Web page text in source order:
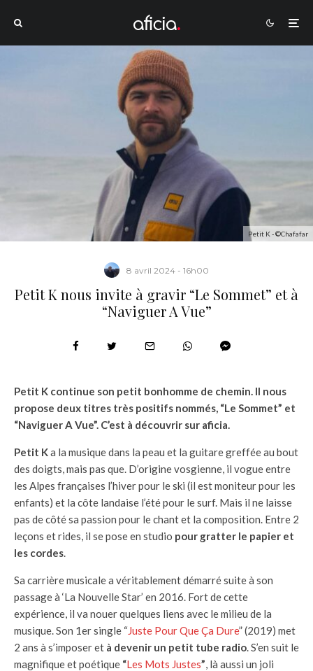
Petit K - ©Chafafar
8 avril 2024 - 16h00
Petit K nous invite à gravir “Le Sommet” et à
“Naviguer A Vue”
Petit K continue son petit bonhomme de chemin. Il nous
propose deux titres très positifs nommés, “Le Sommet” et
“Naviguer A Vue”. C’est à découvrir sur aficia.
Petit Ka la musique dans la peau et la guitare greffée au bout
des doigts, mais pas que. D’origine vosgienne, il vogue entre
les Alpes françaises l’hiver pour le ski (il est moniteur pour les
enfants) et la côte landaise l’été pour le surf. Mais il ne laisse
pas de côté sa passion pour le chant et la composition. Entre 2
leçons et rides, il se pose en studio pour gratter le papier et
les cordes.
Sa carrière musicale a véritablement démarré suite à son
passage à ‘La Nouvelle Star’ en 2016. Fort de cette
expérience, il va nouer quelques liens avec le milieu de la
musique. Son 1er single “Juste Pour Que Ça Dure” (2019) met
2 ans à s’imposer et à devenir un petit tube radio. S’en suit le
magnifique et poétique “Les Mots Justes”, là aussi un joli